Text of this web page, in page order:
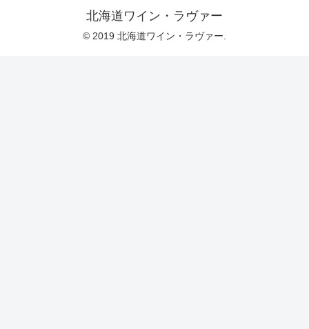
北海道ワイン・ラヴァー
© 2019 北海道ワイン・ラヴァー.